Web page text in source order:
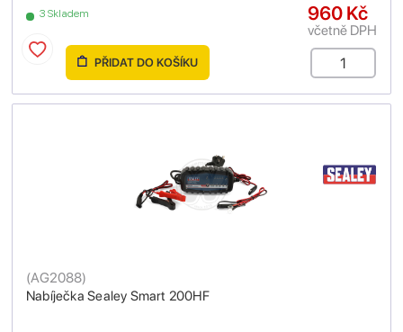
3 Skladem 960 Kč
včetně DPH
PŘIDAT DO KOŠÍKU
Nabíječka Sealey Smart 200HF
(AG2088)